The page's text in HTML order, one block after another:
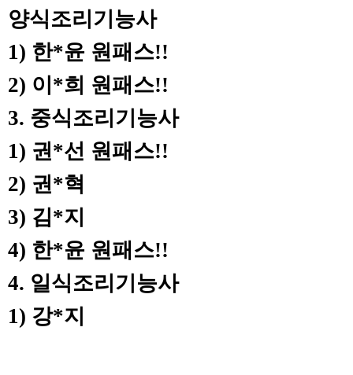
양식조리기능사
1) 한*윤 원패스!!
2) 이 *희 원패스!!
3. 중식조리기능사
1) 권*선 원패스!!
2) 권*혁
3) 김*지
4) 한*윤 원패스!!
4. 일식조리기능사
1) 강*지